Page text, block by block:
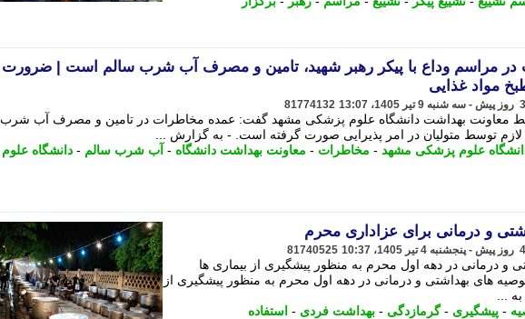
مراسم وداع با پیکر رهبر شهید، تامین و مصرف آب شرب سالم است | ضرورت
مواد غذایی
13:07
81774132
معاونت بهداشت دانشگاه علوم پزشکی مشهد گفت: عمده مخاطرات در تامین و مصرف آب شرب
لازم توسط متولیان در امر پذیرایی صورت گرفته است. - به گزارش ...
علوم پزشکی مشهد - مخاطرات - معاونت بهداشت دانشگاه - آب شرب سالم - دانشگاه علوم
و درمانی برای عزاداری محرم
10:37
81740525
و درمانی در دهه اول محرم به منظور پیشگیری از بیماری ها
های بهداشتی و درمانی در دهه اول محرم به منظور پیشگیری از
...
- پیشگیری -گرمازدگی - بهداشت فردی - استفاده